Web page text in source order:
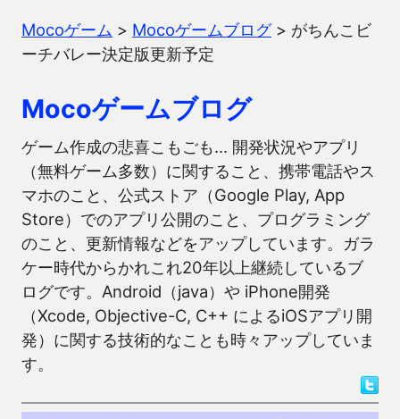
Mocoゲーム > Mocoゲームブログ> がちんこビ
ーチバレー決定版更新予定
Mocoゲームブログ
ゲーム作成の悲喜こもごも… 開発状況やアプリ
（無料ゲーム多数）に関すること、携帯電話やス
マホのこと、公式ストア（Google Play, App
Store）でのアプリ公開のこと、プログラミング
のこと、更新情報などをアップしています。ガラ
ケー時代からかれこれ20年以上継続しているブ
ログです。Android（java）や iPhone開発
（Xcode, Objective-C, C++ によるiOSアプリ開
発）に関する技術的なことも時々アップしていま
す。